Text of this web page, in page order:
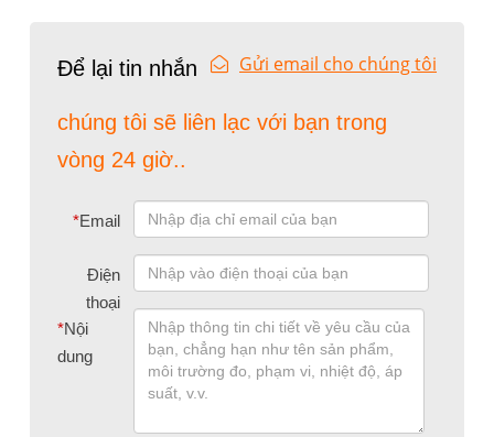
Để lại tin nhắn Gửi email cho chúng tôi
chúng tôi sẽ liên lạc với bạn trong
vòng 24 giờ..
*Email
Điện
thoại
*Nội
dung